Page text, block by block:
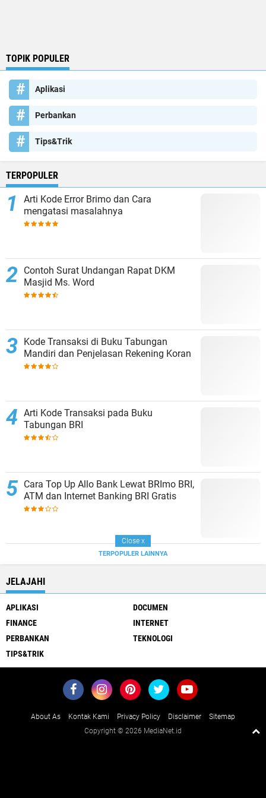
TOPIK POPULER
Aplikasi
Perbankan
Tips&Trik
TERPOPULER
Arti Kode Error Brimo dan Cara
mengatasi masalahnya
Contoh Surat Undangan Rapat DKM
Masjid Ms. Word
Kode Transaksi di Buku Tabungan
Mandiri dan Penjelasan Rekening Koran
Arti Kode Transaksi pada Buku
Tabungan BRI
Cara Top Up Allo Bank Lewat BRImo BRI,
ATM dan Internet Banking BRI Gratis
TERPOPULER LAINNYA
JELAJAHI
APLIKASI
DOCUMEN
FINANCE
INTERNET
PERBANKAN
TEKNOLOGI
TIPS&TRIK
About As Kontak Kami Privacy Policy Disclaimer
Sitemap
Copyright © 2026 MediaNet.id
Close x